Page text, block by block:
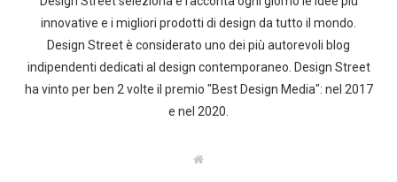
innovative e i migliori prodotti di design da tutto il mondo.
Design Street è considerato uno dei più autorevoli blog
indipendenti dedicati al design contemporaneo. Design Street
ha vinto per ben 2 volte il premio "Best Design Media": nel 2017
e nel 2020.
W